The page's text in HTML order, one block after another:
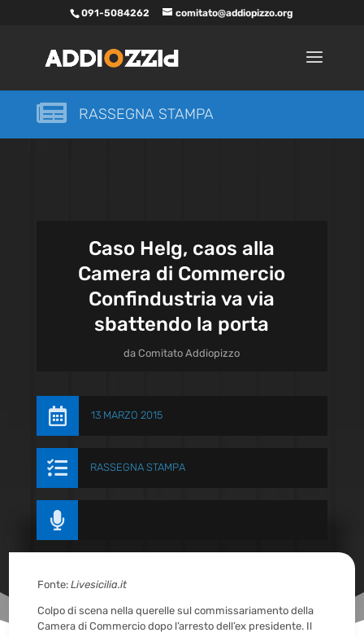
091-5084262 comitato@addiopizzo.org
 RASSEGNA STAMPA
Caso Helg, caos alla
Camera di Commercio
Confindustria va via
sbattendo la porta
daComitato Addiopizzo
 13 MARZO 2015
 RASSEGNA STAMPA

Fonte:Livesicilia.it
Colpo di scena nella querelle sul commissariamento della
Camera di Commercio dopo l’arresto dell’ex presidente. Il